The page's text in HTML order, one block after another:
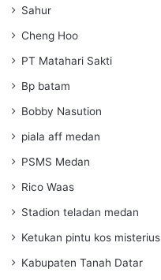
Sahur
Cheng Hoo
PT Matahari Sakti
Bp batam
Bobby Nasution
piala aff medan
PSMS Medan
Rico Waas
Stadion teladan medan
Ketukan pintu kos misterius
Kabupaten Tanah Datar